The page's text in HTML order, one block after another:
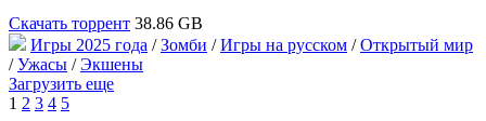
Скачать торрент 38.86 GB
Игры 2025 года /Зомби /Игры на русском /Открытый мир
/Ужасы /Экшены
Загрузить еще
1 2 3 4 5